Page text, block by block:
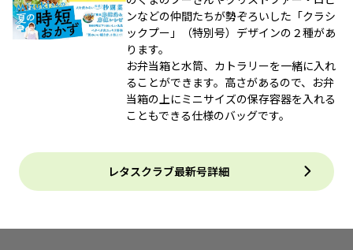
ンなどの仲間たちが勢ぞろいした「クラシ
ックプー」（特別号）デザインの２種があ
ります。
お弁当箱と水筒、カトラリーを一緒に入れ
ることができます。高さがあるので、お弁
当箱の上にミニサイズの保存容器を入れる
こともできる仕様のバッグです。
レタスクラブ最新号詳細